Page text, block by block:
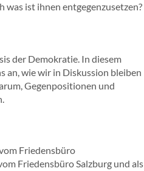
was ist ihnen entgegenzusetzen?
der Demokratie. In diesem
an, wie wir in Diskussion bleiben
Gegenpositionen und
Friedensbüro
Friedensbüro Salzburg und als